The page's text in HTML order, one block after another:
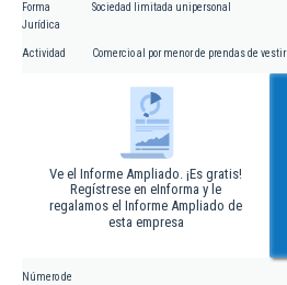
Forma
Jurídica
Sociedad limitada unipersonal
Actividad Comercio al por menor de prendas de vestir
Ve el Informe Ampliado. ¡Es gratis!
Regístrese en eInforma y le
regalamos el Informe Ampliado de
esta empresa
Número de